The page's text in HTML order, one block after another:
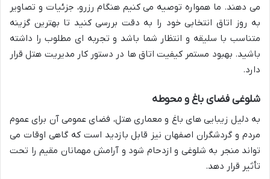
می دهند. ما همواره توصیه می کنیم هنگام رزرو، جزئیات و تصاویر
به روز اتاق انتخابی خود را به دقت بررسی کنید تا بهترین گزینه
متناسب با سلیقه و انتظار شما باشد و تجربه ای مطلوب را داشته
باشید. بهبود مستمر کیفیت اتاق ها در دستور کار مدیریت هتل قرار
دارد.
شلوغی فضای باغ و محوطه
به دلیل زیبایی های باغ و معماری هتل، فضای عمومی آن برای عموم
مردم و گردشگران اصفهان نیز قابل بازدید است که گاهی اوقات می
تواند منجر به شلوغی و ازدحام شود و آرامش مهمانان مقیم را تحت
تأثیر قرار دهد.